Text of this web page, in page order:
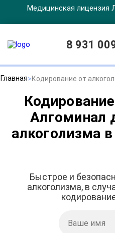
Медицинская лицензия
8 931
Главная Кодирование от
Алгоминал
алкоголизма
Быстрое и
алкоголизма, в